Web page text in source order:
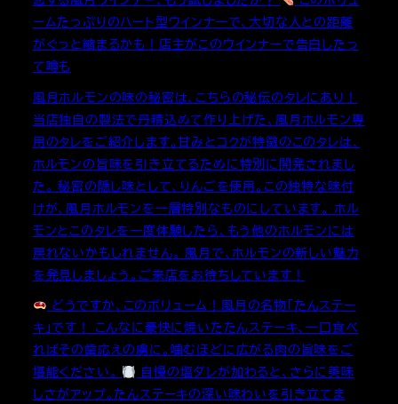
ームたっぷりのハート型ウインナーで、大切な人との距離
がぐっと縮まるかも！店主がこのウインナーで告白したっ
て噂も
風月ホルモンの味の秘密は、こちらの秘伝のタレにあり！
当店独自の製法で丹精込めて作り上げた、風月ホルモン専
用のタレをご紹介します。甘みとコクが特徴のこのタレは、
ホルモンの旨味を引き立てるために特別に開発されまし
た。 秘密の隠し味として、りんごを使用。この独特な味付
けが、風月ホルモンを一層特別なものにしています。 ホル
モンとこのタレを一度体験したら、もう他のホルモンには
戻れないかもしれません。 風月で、ホルモンの新しい魅力
を発見しましょう。ご来店をお待ちしています！
どうですか、このボリューム！風月の名物「たんステー
キ」です！ こんなに豪快に焼いたたんステーキ、一口食べ
ればその歯応えの虜に。噛むほどに広がる肉の旨味をご
堪能ください。
自慢の塩ダレが加わると、さらに美味
しさがアップ。たんステーキの深い味わいを引き立てま